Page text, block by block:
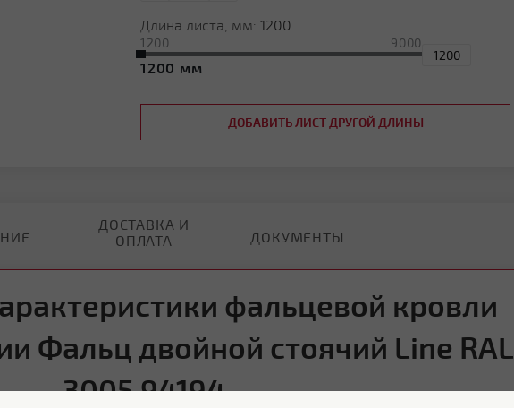
Длина листа, мм: 1200
1200
1200 9000
ДОБАВИТЬ ЛИСТ ДРУГОЙ ДЛИНЫ
ДОСТАВКА И
ОПЛАТА
ДОКУМЕНТЫ
фальцевой кровли
Фальц двойной стоячий Line RAL
3005 94194